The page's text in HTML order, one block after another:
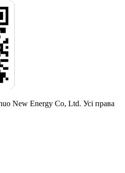
New Energy Co, Ltd. Усі права